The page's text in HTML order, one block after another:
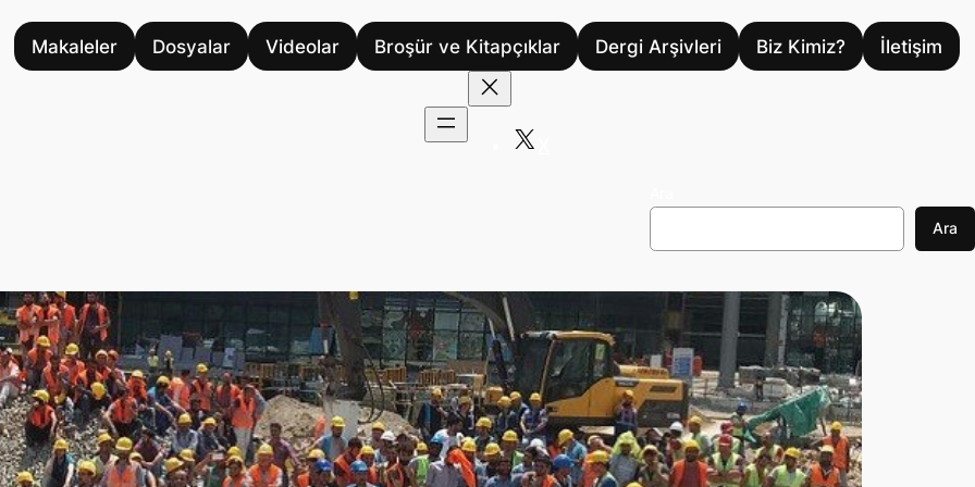
Makaleler Dosyalar Videolar Broşür ve Kitapçıklar Dergi Arşivleri Biz Kimiz? İletişim
Ara